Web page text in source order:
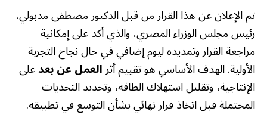
تم الإعلان عن هذا القرار من قبل الدكتور مصطفى مدبولي،
رئيس مجلس الوزراء المصري، والذي أكد على إمكانية
مراجعة القرار وتمديده ليوم إضافي في حال نجاح التجربة
الأولية. الهدف الأساسي هو تقييم أثرالعمل عن بعدعلى
الإنتاجية، وتقليل استهلاك الطاقة، وتحديد التحديات
المحتملة قبل اتخاذ قرار نهائي بشأن التوسع في تطبيقه.